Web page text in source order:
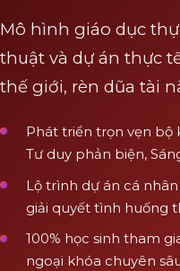
Mô hình giáo dục
thuật và dự án thực
thế giới, rèn dũa tài
Phát triển trọn vẹn bộ
Tư duy phản biện,
Lộ trình dự án cá
giải quyết tình huống
100% học sinh tham
ngoại khóa chuyên